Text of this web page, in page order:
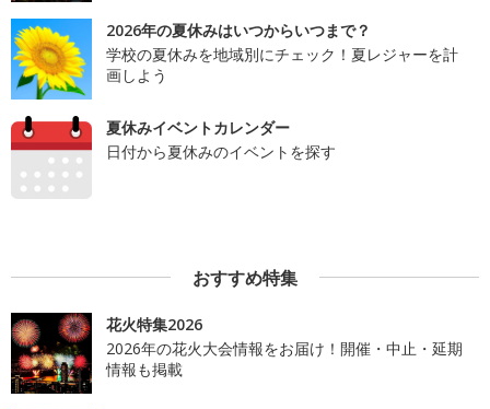
2026年の夏休みはいつからいつまで？
学校の夏休みを地域別にチェック！夏レジャーを計
画しよう
夏休みイベントカレンダー
日付から夏休みのイベントを探す
おすすめ特集
花火特集2026
2026年の花火大会情報をお届け！開催・中止・延期
情報も掲載